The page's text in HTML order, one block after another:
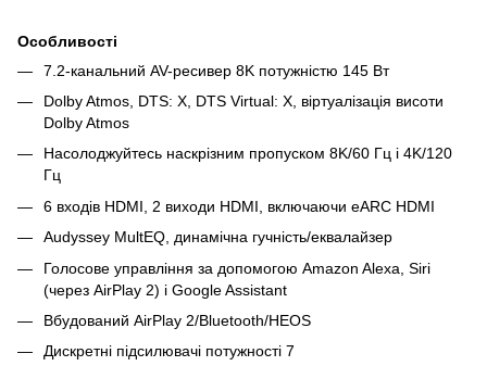
Особливості
7.2-канальний AV-ресивер 8K потужністю 145 Вт
Dolby Atmos, DTS: X, DTS Virtual: X, віртуалізація висоти
Dolby Atmos
Насолоджуйтесь наскрізним пропуском 8K/60 Гц і 4K/120
Гц
6 входів HDMI, 2 виходи HDMI, включаючи eARC HDMI
Audyssey MultEQ, динамічна гучність/еквалайзер
Голосове управління за допомогою Amazon Alexa, Siri
(через AirPlay 2) і Google Assistant
Вбудований AirPlay 2/Bluetooth/HEOS
Дискретні підсилювачі потужності 7